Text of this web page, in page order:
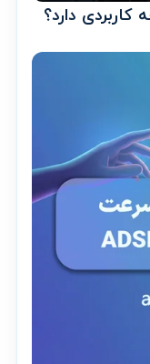
دارد؟